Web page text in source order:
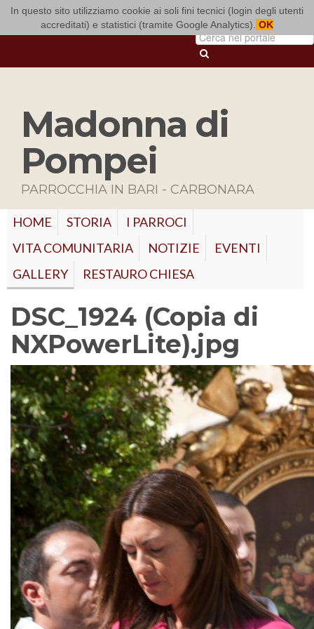
In questo sito utilizziamo cookie ai soli fini tecnici (login degli utenti
accreditati) e statistici (tramite Google Analytics). OK
ARCIDIOCESI DI BARI-BITONTO
Madonna di
Pompei
PARROCCHIA IN BARI - CARBONARA
HOME STORIA
I PARROCI
VITA COMUNITARIA
NOTIZIE
EVENTI
GALLERY
RESTAURO CHIESA
DSC_1924 (Copia di
NXPowerLite).jpg